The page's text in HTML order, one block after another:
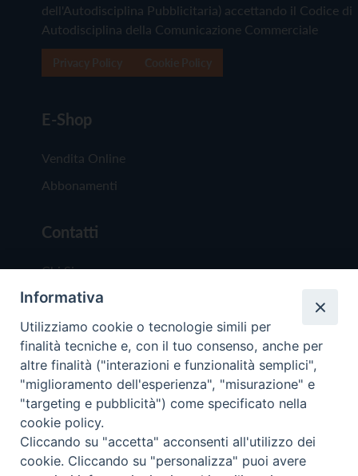
dell'Autodisciplina Pubblicitaria) accettando il Codice di
Autodisciplina della Comunicazione Commerciale
E-Shop
Vendita Online
Abbonamenti
Contatti
Chi Siamo
Redazione
Scrivici
Copyright © 2019 - Tutti i diritti riservati - Vita
Trentina Editrice
Informativa
Utilizziamo cookie o tecnologie simili per
finalità tecniche e, con il tuo consenso, anche per
altre finalità ("interazioni e funzionalità semplici",
"miglioramento dell'esperienza", "misurazione" e
"targeting e pubblicità") come specificato nella
cookie policy.
Cliccando su "accetta" acconsenti all'utilizzo dei
cookie. Cliccando su "personalizza" puoi avere